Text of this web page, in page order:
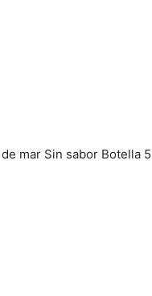
mar Sin sabor Botella